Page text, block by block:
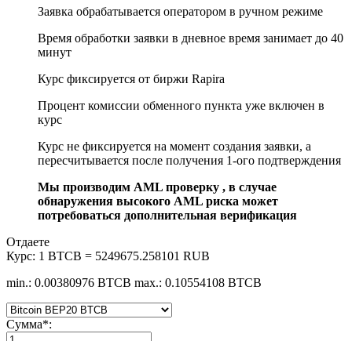
Заявка обрабатывается оператором в ручном режиме
Время обработки заявки в дневное время занимает до 40
минут
Курс фиксируется от биржи Rapira
Процент комиссии обменного пункта уже включен в
курс
Курс не фиксируется на момент создания заявки, а
пересчитывается после получения 1-ого подтверждения
Мы производим AML проверку , в случае
обнаружения высокого AML риска может
потребоваться дополнительная верификация
Отдаете
Курс: 1 BTCB = 5249675.258101 RUB
min.: 0.00380976 BTCB max.: 0.10554108 BTCB
Сумма*: